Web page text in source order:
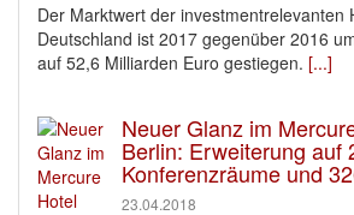
Der Marktwert der investmentrelevanten
Deutschland ist 2017 gegenüber 2016
auf 52,6 Milliarden Euro gestiegen. [...]
Neuer Glanz im
Berlin: Erweiterung auf
Konferenzräume und
23.04.2018